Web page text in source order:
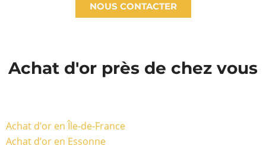
NOUS CONTACTER
Achat d'or près de chez vous
Achat d’or en Île-de-France
Achat d’or en Essonne